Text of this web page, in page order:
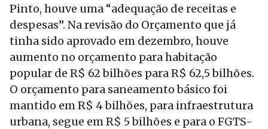
Pinto, houve uma “adequação de receitas e
despesas”. Na revisão do Orçamento que já
tinha sido aprovado em dezembro, houve
aumento no orçamento para habitação
popular de R$ 62 bilhões para R$ 62,5 bilhões.
O orçamento para saneamento básico foi
mantido em R$ 4 bilhões, para infraestrutura
urbana, segue em R$ 5 bilhões e para o FGTS-